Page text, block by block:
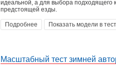
идеальной, а для выбора подходящего
предстоящей езды.
Подробнее Показать модели в
Масштабный тест зимней